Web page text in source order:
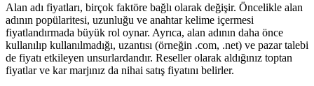
Alan adı fiyatları, birçok faktöre bağlı olarak değişir. Öncelikle alan
adının popülaritesi, uzunluğu ve anahtar kelime içermesi
fiyatlandırmada büyük rol oynar. Ayrıca, alan adının daha önce
kullanılıp kullanılmadığı, uzantısı (örneğin .com, .net) ve pazar talebi
de fiyatı etkileyen unsurlardandır. Reseller olarak aldığınız toptan
fiyatlar ve kar marjınız da nihai satış fiyatını belirler.